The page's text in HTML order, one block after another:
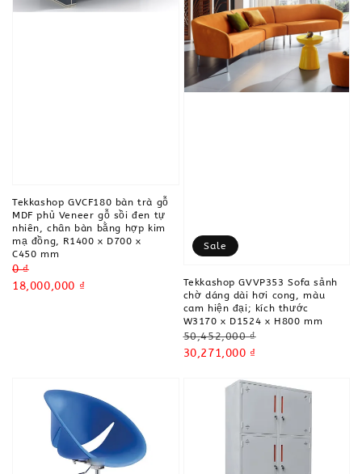
Tekkashop GVCF180 bàn trà gỗ
MDF phủ Veneer gỗ sồi đen tự
nhiên, chân bàn bằng hợp kim
mạ đồng, R1400 x D700 x
C450 mm
Regular
price
0 ₫
Sale
18,000,000 ₫
Sale
Tekkashop GVVP353 Sofa sảnh
chờ dáng dài hơi cong, màu
cam hiện đại; kích thước
W3170 x D1524 x H800 mm
Regular
price
50,452,000 ₫
Sale
30,271,000 ₫